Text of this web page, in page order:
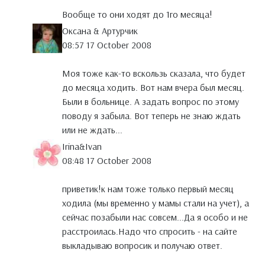
Вообще то они ходят до 1го месяца!
Оксана & Артурчик
08:57 17 October 2008
Моя тоже как-то вскользь сказала, что будет
до месяца ходить. Вот нам вчера был месяц.
Были в больнице. А задать вопрос по этому
поводу я забыла. Вот теперь не знаю ждать
или не ждать...
Irina&Ivan
08:48 17 October 2008
приветик!к нам тоже только первый месяц
ходила (мы временно у мамы стали на учет), а
сейчас позабыли нас совсем...Да я особо и не
расстроилась.Надо что спросить - на сайте
выкладываю вопросик и получаю ответ.